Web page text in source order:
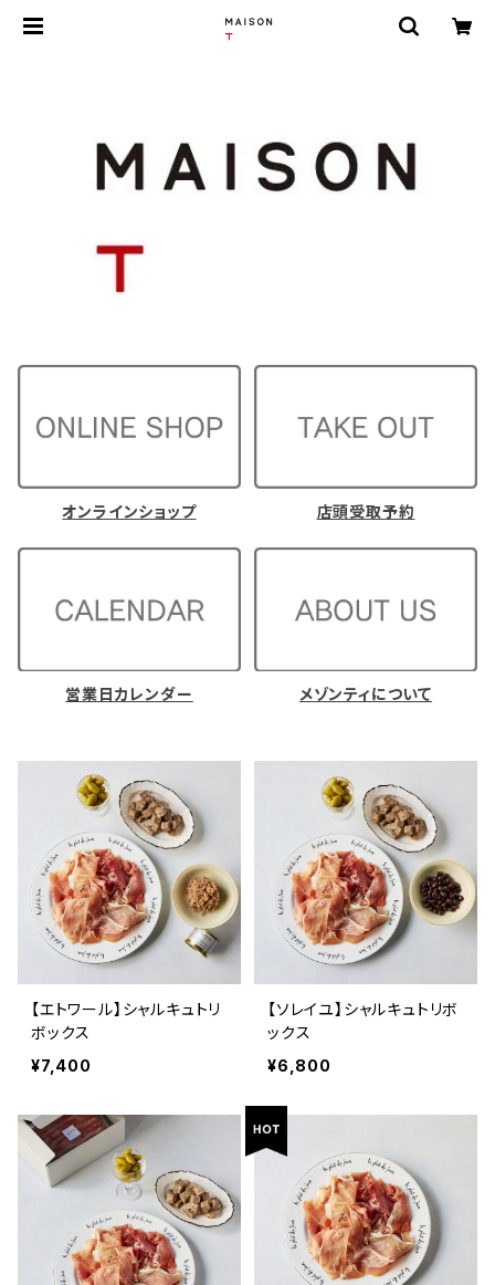
オンラインショップ 店頭受取予約
営業日カレンダー メゾンティについて
【エトワール】シャルキュトリ
ボックス
¥7,400
【ソレイユ】シャルキュトリボ
ックス
¥6,800